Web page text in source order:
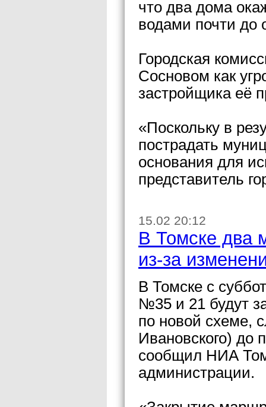
что два дома
водами почти до
Городская
Сосновом как
застройщика её
«Поскольку в
пострадать
основания для
представитель
15.02 20:12
В Томске два
из-за
В Томске с
№35 и 21 будут
по новой схеме,
Ивановского) до
сообщил НИА
администрации.